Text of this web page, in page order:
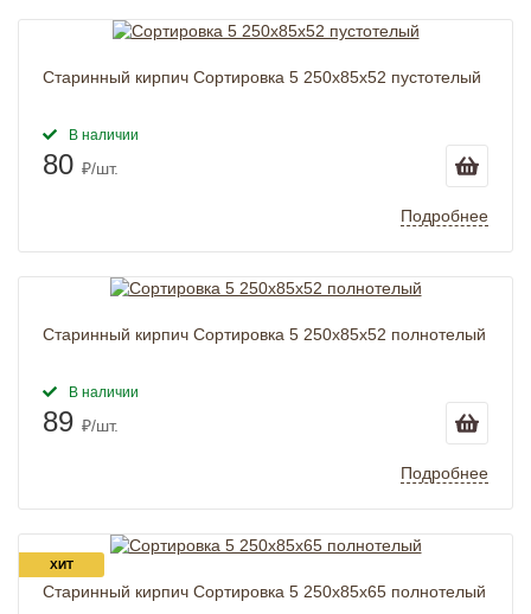
Старинный кирпич Сортировка 5 250x85x52 пустотелый
В наличии
80 ₽/шт.
Подробнее
Старинный кирпич Сортировка 5 250x85x52 полнотелый
В наличии
89 ₽/шт.
Подробнее
ХИТ
Старинный кирпич Сортировка 5 250x85x65 полнотелый